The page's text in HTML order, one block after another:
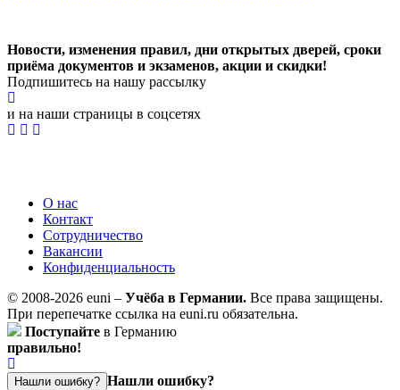
Новости, изменения правил, дни открытых дверей, сроки
приёма документов и экзаменов, акции и скидки!
Подпишитесь на нашу рассылку
и на наши страницы в соцсетях
О нас
Контакт
Сотрудничество
Вакансии
Конфиденциальность
© 2008-2026 euni – Учёба в Германии. Все права защищены.
При перепечатке ссылка на euni.ru обязательна.
Поступайте в Германию
правильно!
Нашли ошибку? Нашли ошибку?